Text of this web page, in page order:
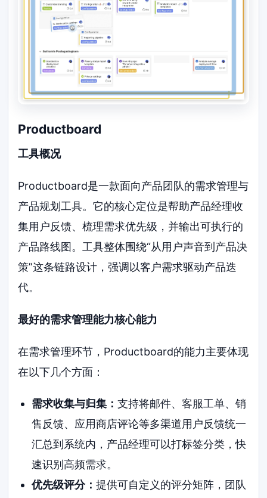
Productboard
工具概况
Productboard是一款面向产品团队的需求管理与
产品规划工具。它的核心定位是帮助产品经理收
集用户反馈、梳理需求优先级，并输出可执行的
产品路线图。工具整体围绕“从用户声音到产品决
策”这条链路设计，强调以客户需求驱动产品迭
代。
最好的需求管理能力核心能力
在需求管理环节，Productboard的能力主要体现
在以下几个方面：
需求收集与归集： 支持将邮件、客服工单、销
售反馈、应用商店评论等多渠道用户反馈统一
汇总到系统内，产品经理可以打标签分类，快
速识别高频需求。
优先级评分： 提供可自定义的评分矩阵，团队